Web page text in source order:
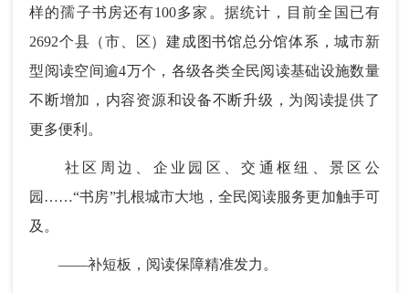
样的孺子书房还有100多家。据统计，目前全国已有
2692个县（市、区）建成图书馆总分馆体系，城市新
型阅读空间逾4万个，各级各类全民阅读基础设施数量
不断增加，内容资源和设备不断升级，为阅读提供了
更多便利。
社区周边、企业园区、交通枢纽、景区公
园……“书房”扎根城市大地，全民阅读服务更加触手可
及。
——补短板，阅读保障精准发力。